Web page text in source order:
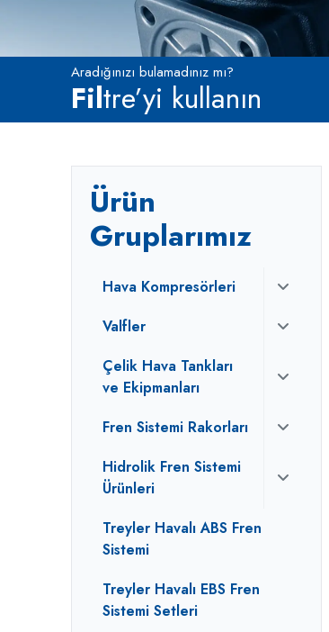
Aradığınızı bulamadınız mı?
Filtre’yi kullanın
Ürün
Gruplarımız
Hava Kompresörleri
Valfler
Çelik Hava Tankları
ve Ekipmanları
Fren Sistemi Rakorları
Hidrolik Fren Sistemi
Ürünleri
Treyler Havalı ABS Fren
Sistemi
Treyler Havalı EBS Fren
Sistemi Setleri